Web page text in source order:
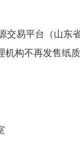
交易平台（山东
构不再发售纸质